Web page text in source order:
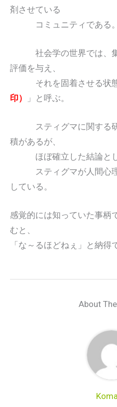
剤させている
コミュニティである。
社会学の世界では、集
評価を与え、
それを固着させる状態
印）
」と呼ぶ。
スティグマに関する研
積があるが、
ほぼ確立した結論とし
スティグマが人間心理
している。
感覚的には知っていた事柄
むと、
「な～るほどねぇ」と納得
About